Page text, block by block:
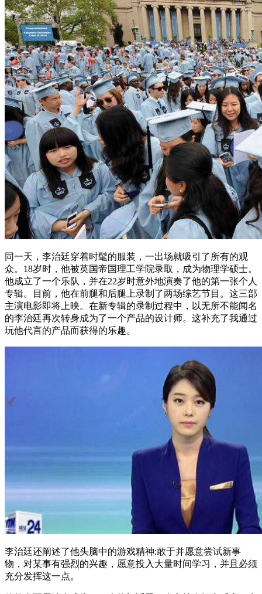
同一天，李治廷穿着时髦的服装，一出场就吸引了所有的观
众。18岁时，他被英国帝国理工学院录取，成为物理学硕士。
他成立了一个乐队，并在22岁时意外地演奏了他的第一张个人
专辑。目前，他在前腿和后腿上录制了两场综艺节目。这三部
主演电影即将上映。在新专辑的录制过程中，以无所不能闻名
的李治廷再次转身成为了一个产品的设计师。这补充了我通过
玩他代言的产品而获得的乐趣。
李治廷还阐述了他头脑中的游戏精神:敢于并愿意尝试新事
物，对某事有强烈的兴趣，愿意投入大量时间学习，并且必须
充分发挥这一点。